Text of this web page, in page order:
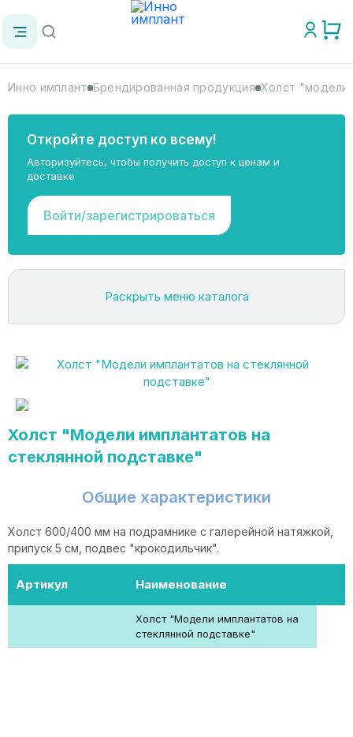
Инно имплант Брендированная продукция Холст "модели
Откройте доступ ко всему!
Авторизуйтесь, чтобы получить доступ к ценам и
доставке
Войти/зарегистрироваться
Раскрыть меню каталога
Холст "Модели имплантатов на
стеклянной подставке"
Общие характеристики
Холст 600/400 мм на подрамнике с галерейной натяжкой,
припуск 5 см, подвес "крокодильчик".
Артикул Наименование
Холст "Модели имплантатов на
стеклянной подставке"